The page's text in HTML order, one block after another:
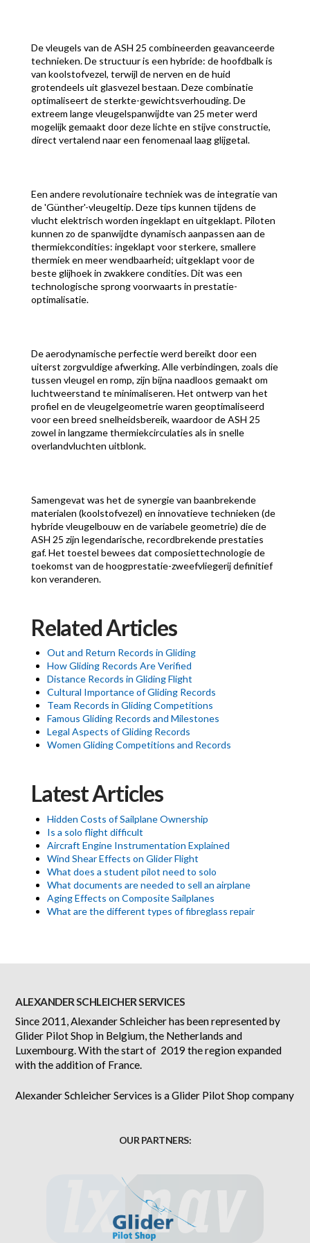
De vleugels van de ASH 25 combineerden geavanceerde
technieken. De structuur is een hybride: de hoofdbalk is
van koolstofvezel, terwijl de nerven en de huid
grotendeels uit glasvezel bestaan. Deze combinatie
optimaliseert de sterkte-gewichtsverhouding. De
extreem lange vleugelspanwijdte van 25 meter werd
mogelijk gemaakt door deze lichte en stijve constructie,
direct vertalend naar een fenomenaal laag glijgetal.
Een andere revolutionaire techniek was de integratie van
de 'Günther'-vleugeltip. Deze tips kunnen tijdens de
vlucht elektrisch worden ingeklapt en uitgeklapt. Piloten
kunnen zo de spanwijdte dynamisch aanpassen aan de
thermiekcondities: ingeklapt voor sterkere, smallere
thermiek en meer wendbaarheid; uitgeklapt voor de
beste glijhoek in zwakkere condities. Dit was een
technologische sprong voorwaarts in prestatie-
optimalisatie.
De aerodynamische perfectie werd bereikt door een
uiterst zorgvuldige afwerking. Alle verbindingen, zoals die
tussen vleugel en romp, zijn bijna naadloos gemaakt om
luchtweerstand te minimaliseren. Het ontwerp van het
profiel en de vleugelgeometrie waren geoptimaliseerd
voor een breed snelheidsbereik, waardoor de ASH 25
zowel in langzame thermiekcirculaties als in snelle
overlandvluchten uitblonk.
Samengevat was het de synergie van baanbrekende
materialen (koolstofvezel) en innovatieve technieken (de
hybride vleugelbouw en de variabele geometrie) die de
ASH 25 zijn legendarische, recordbrekende prestaties
gaf. Het toestel bewees dat composiettechnologie de
toekomst van de hoogprestatie-zweefvliegerij definitief
kon veranderen.
Related Articles
Out and Return Records in Gliding
How Gliding Records Are Verified
Distance Records in Gliding Flight
Cultural Importance of Gliding Records
Team Records in Gliding Competitions
Famous Gliding Records and Milestones
Legal Aspects of Gliding Records
Women Gliding Competitions and Records
Latest Articles
Hidden Costs of Sailplane Ownership
Is a solo flight difficult
Aircraft Engine Instrumentation Explained
Wind Shear Effects on Glider Flight
What does a student pilot need to solo
What documents are needed to sell an airplane
Aging Effects on Composite Sailplanes
What are the different types of fibreglass repair
ALEXANDER SCHLEICHER SERVICES
Since 2011, Alexander Schleicher has been represented by
Glider Pilot Shop in Belgium, the Netherlands and
Luxembourg. With the start of 2019 the region expanded
with the addition of France.
Alexander Schleicher Services is a Glider Pilot Shop company
OUR PARTNERS: